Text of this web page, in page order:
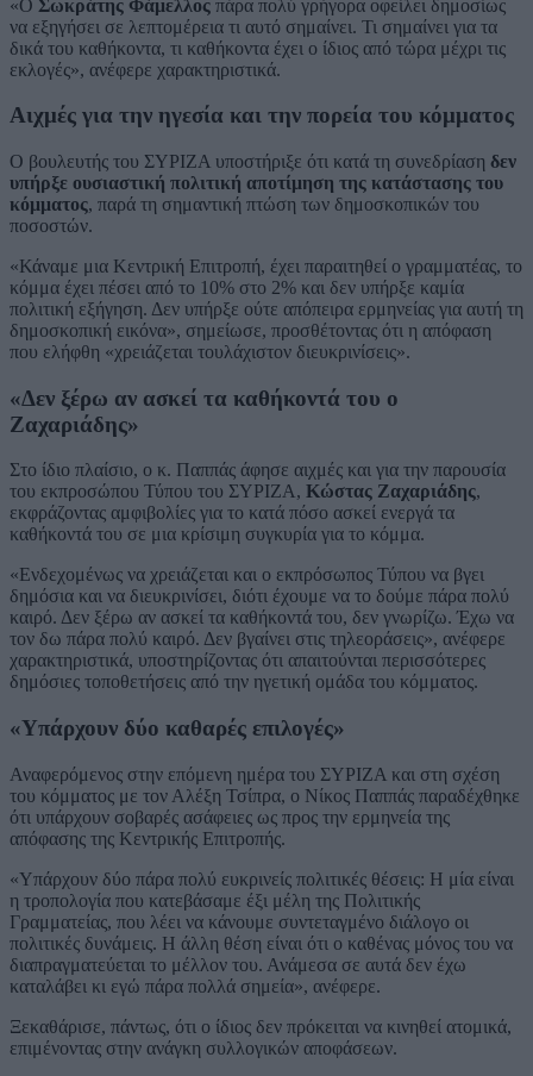
«Ο Σωκράτης Φάμελλος πάρα πολύ γρήγορα οφείλει δημοσίως
να εξηγήσει σε λεπτομέρεια τι αυτό σημαίνει. Τι σημαίνει για τα
δικά του καθήκοντα, τι καθήκοντα έχει ο ίδιος από τώρα μέχρι τις
εκλογές», ανέφερε χαρακτηριστικά.
Αιχμές για την ηγεσία και την πορεία του κόμματος
Ο βουλευτής του ΣΥΡΙΖΑ υποστήριξε ότι κατά τη συνεδρίαση δεν
υπήρξε ουσιαστική πολιτική αποτίμηση της κατάστασης του
κόμματος, παρά τη σημαντική πτώση των δημοσκοπικών του
ποσοστών.
«Κάναμε μια Κεντρική Επιτροπή, έχει παραιτηθεί ο γραμματέας, το
κόμμα έχει πέσει από το 10% στο 2% και δεν υπήρξε καμία
πολιτική εξήγηση. Δεν υπήρξε ούτε απόπειρα ερμηνείας για αυτή τη
δημοσκοπική εικόνα», σημείωσε, προσθέτοντας ότι η απόφαση
που ελήφθη «χρειάζεται τουλάχιστον διευκρινίσεις».
«Δεν ξέρω αν ασκεί τα καθήκοντά του ο
Ζαχαριάδης»
Στο ίδιο πλαίσιο, ο κ. Παππάς άφησε αιχμές και για την παρουσία
του εκπροσώπου Τύπου του ΣΥΡΙΖΑ, Κώστας Ζαχαριάδης,
εκφράζοντας αμφιβολίες για το κατά πόσο ασκεί ενεργά τα
καθήκοντά του σε μια κρίσιμη συγκυρία για το κόμμα.
«Ενδεχομένως να χρειάζεται και ο εκπρόσωπος Τύπου να βγει
δημόσια και να διευκρινίσει, διότι έχουμε να το δούμε πάρα πολύ
καιρό. Δεν ξέρω αν ασκεί τα καθήκοντά του, δεν γνωρίζω. Έχω να
τον δω πάρα πολύ καιρό. Δεν βγαίνει στις τηλεοράσεις», ανέφερε
χαρακτηριστικά, υποστηρίζοντας ότι απαιτούνται περισσότερες
δημόσιες τοποθετήσεις από την ηγετική ομάδα του κόμματος.
«Υπάρχουν δύο καθαρές επιλογές»
Αναφερόμενος στην επόμενη ημέρα του ΣΥΡΙΖΑ και στη σχέση
του κόμματος με τον Αλέξη Τσίπρα, ο Νίκος Παππάς παραδέχθηκε
ότι υπάρχουν σοβαρές ασάφειες ως προς την ερμηνεία της
απόφασης της Κεντρικής Επιτροπής.
«Υπάρχουν δύο πάρα πολύ ευκρινείς πολιτικές θέσεις: Η μία είναι
η τροπολογία που κατεβάσαμε έξι μέλη της Πολιτικής
Γραμματείας, που λέει να κάνουμε συντεταγμένο διάλογο οι
πολιτικές δυνάμεις. Η άλλη θέση είναι ότι ο καθένας μόνος του να
διαπραγματεύεται το μέλλον του. Ανάμεσα σε αυτά δεν έχω
καταλάβει κι εγώ πάρα πολλά σημεία», ανέφερε.
Ξεκαθάρισε, πάντως, ότι ο ίδιος δεν πρόκειται να κινηθεί ατομικά,
επιμένοντας στην ανάγκη συλλογικών αποφάσεων.